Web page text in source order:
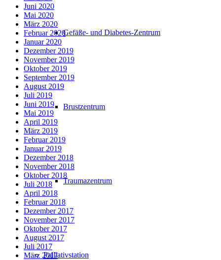
Gefäße- und Diabetes-Zentrum
Brustzentrum
Traumazentrum
Palliativstation
Juni 2020
Mai 2020
März 2020
Februar 2020
Januar 2020
Dezember 2019
November 2019
Oktober 2019
September 2019
August 2019
Juli 2019
Juni 2019
Mai 2019
April 2019
März 2019
Februar 2019
Januar 2019
Dezember 2018
November 2018
Oktober 2018
Juli 2018
April 2018
Februar 2018
Dezember 2017
November 2017
Oktober 2017
August 2017
Juli 2017
März 2017